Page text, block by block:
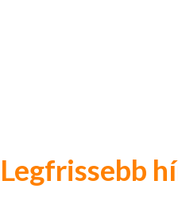
Legfrissebb